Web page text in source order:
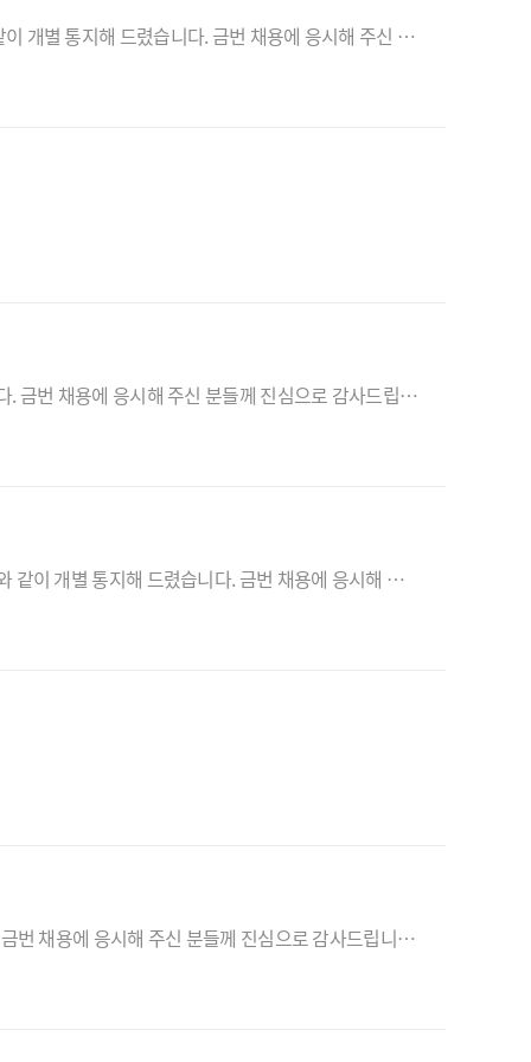
지능형자동차부품진흥원 인력채용(제2022-020호)에 따른 서류심사 결과는 서류심사 합격자에 한해 아래와 같이 개별 통지해 드렸습니다. 금번 채용에 응시해 주신 분들께 진심으로 감사드립니다. - 아 래 -1. 안내일 : 2022. 10. 26. (수) 12:00 이후2. 안내방법 : 이메일 또는 유선
지능형자동차부품진흥원 인력채용(제2022-015호)(재)에 따른 심사결과는 아래와 같이 개별 통지해 드렸습니다. 금번 채용에 응시해 주신 분들께 진심으로 감사드립니다. 1. 안내일 : 2022.09.19. (월) 14시 이후 2. 안내방법 : 합격자(전화 및 이메일 안내), 불합격자(이메일 안내)
지능형자동차부품진흥원 인력채용(제2022-015호)(재)에 따른 서류심사 결과는 서류심사 합격자에 한해 아래와 같이 개별 통지해 드렸습니다. 금번 채용에 응시해 주신 분들께 진심으로 감사드립니다. -아 래 - 1. 안내일 : 2022. 09. 05. (월) 10:00 이후 2. 안내방법 : 이메일 또는 유선 ..
지능형자동차부품진흥원 인력채용 (제2022-015호)에 따른 심사 결과는 아래와 같이 개별 통지해 드렸습니다. 금번 채용에 응시해 주신 분들께 진심으로 감사드립니다. 1. 안내일: 22. 08. 02.(화) 11시 이후 2. 안내방법: 합격자(전화 및 이메일 안내), 불합격자(이메일 안내)<style type="t..